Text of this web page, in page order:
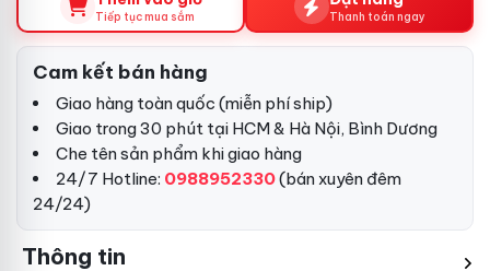
Tiếp tục mua sắm Thanh toán ngay
Cam kết bán hàng
Giao hàng toàn quốc (miễn phí ship)
Giao trong 30 phút tại HCM & Hà Nội, Bình Dương
Che tên sản phẩm khi giao hàng
24/7 Hotline: 0988952330(bán xuyên đêm
24/24)
Thông tin